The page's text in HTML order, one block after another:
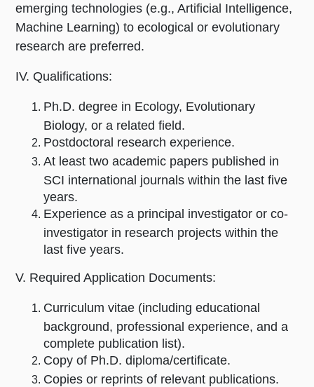
emerging technologies (e.g., Artificial Intelligence,
Machine Learning) to ecological or evolutionary
research are preferred.
IV. Qualifications:
Ph.D. degree in Ecology, Evolutionary
Biology, or a related field.
Postdoctoral research experience.
At least two academic papers published in
SCI international journals within the last five
years.
Experience as a principal investigator or co-
investigator in research projects within the
last five years.
V. Required Application Documents:
Curriculum vitae (including educational
background, professional experience, and a
complete publication list).
Copy of Ph.D. diploma/certificate.
Copies or reprints of relevant publications.